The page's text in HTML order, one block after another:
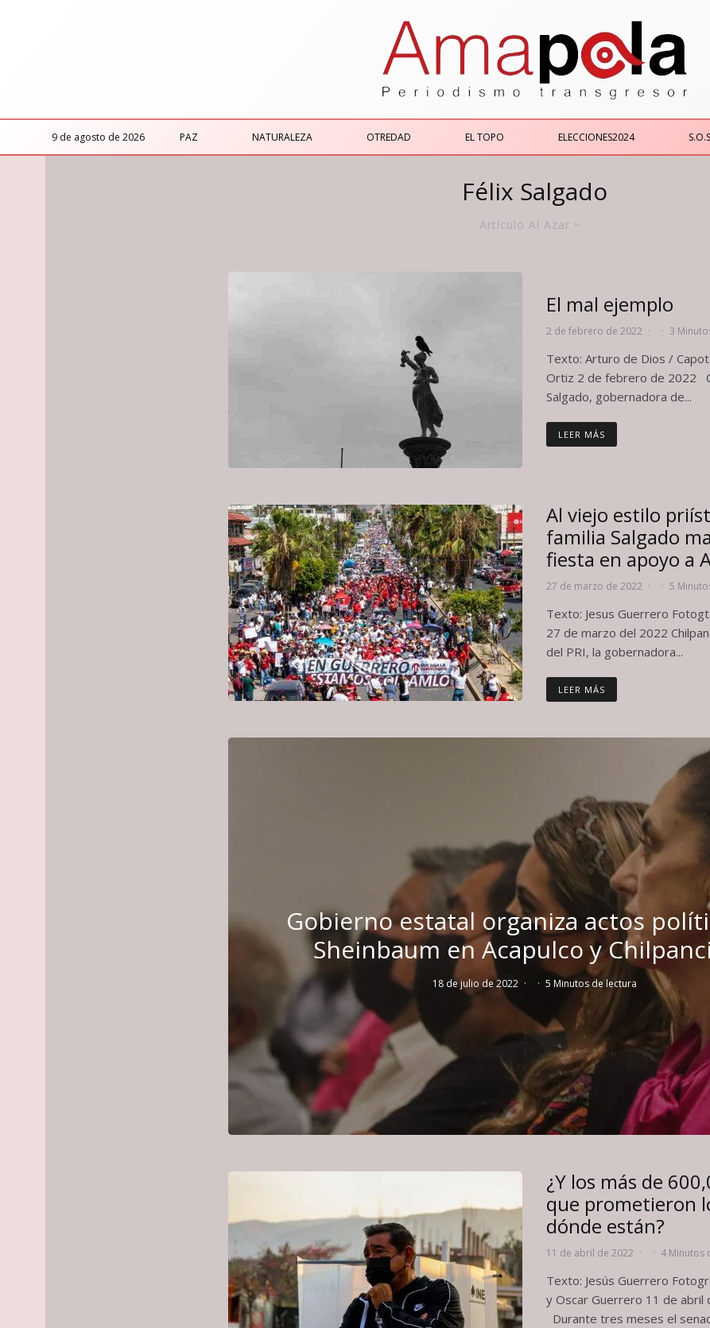
9 de agosto de 2026 PAZ NATURALEZA OTREDAD EL TOPO ELECCIONES2024
Félix Salgado
Artículo Al Azar
El mal ejemplo
2 de febrero de 2022 · · 3
Texto: Arturo de Dios /
Ortiz 2 de febrero de 2022
Salgado, gobernadora de...
LEER MÁS
Al viejo estilo
familia Salgado
fiesta en apoyo a
27 de marzo de 2022 · · 5
Texto: Jesus Guerrero
27 de marzo del 2022
del PRI, la gobernadora...
LEER MÁS
Gobierno estatal organiza actos
Sheinbaum en Acapulco y
18 de julio de 2022 · · 5 Minutos de lectura
¿Y los más de
que prometieron
dónde están?
11 de abril de 2022 · · 4 Minutos
Texto: Jesús Guerrero
y Oscar Guerrero 11 de abril
Durante tres meses el